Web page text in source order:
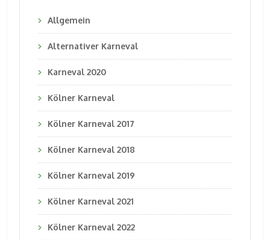
Allgemein
Alternativer Karneval
Karneval 2020
Kölner Karneval
Kölner Karneval 2017
Kölner Karneval 2018
Kölner Karneval 2019
Kölner Karneval 2021
Kölner Karneval 2022